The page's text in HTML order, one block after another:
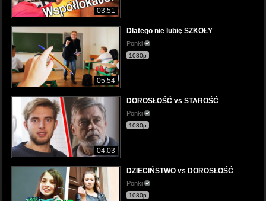
03:51
05:54
Dlatego nie lubię SZKOŁY
Ponki
1080p
04:03
DOROSŁOŚĆ vs STAROŚĆ
Ponki
1080p
DZIECIŃSTWO vs DOROSŁOŚĆ
Ponki
1080p